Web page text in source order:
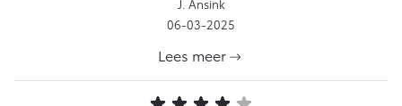
J. Ansink
06-03-2025
Lees meer